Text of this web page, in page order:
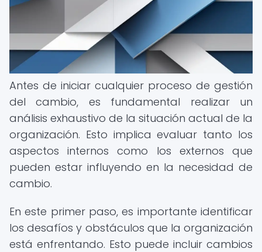
Antes de iniciar cualquier proceso de gestión
del cambio, es fundamental realizar un
análisis exhaustivo de la situación actual de la
organización. Esto implica evaluar tanto los
aspectos internos como los externos que
pueden estar influyendo en la necesidad de
cambio.
En este primer paso, es importante identificar
los desafíos y obstáculos que la organización
está enfrentando. Esto puede incluir cambios